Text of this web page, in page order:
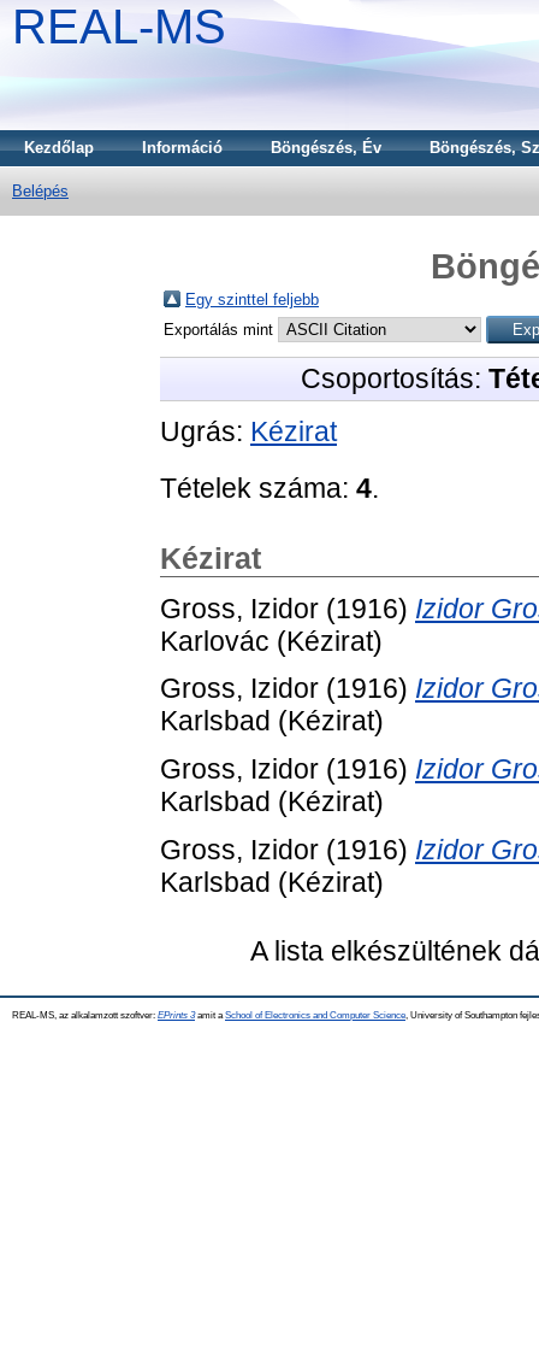
REAL-MS
Kezdőlap Információ Böngészés, Év Böngészés,
Belépés
Egy szinttel feljebb
Exportálás mint
Csoportosítás:
Ugrás: Kézirat
Tételek száma: 4.
Kézirat
Gross, Izidor (1916) Izidor
Karlovác (Kézirat)
Gross, Izidor (1916) Izidor
Karlsbad (Kézirat)
Gross, Izidor (1916) Izidor
Karlsbad (Kézirat)
Gross, Izidor (1916) Izidor
Karlsbad (Kézirat)
A lista elkészültének
REAL-MS, az alkalamzott szoftver: EPrints 3amit a School of Electronics and Computer Science , University of Southampton